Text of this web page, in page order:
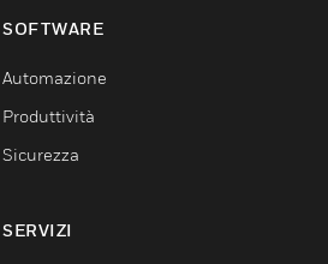
SOFTWARE
Automazione
Produttività
Sicurezza
SERVIZI